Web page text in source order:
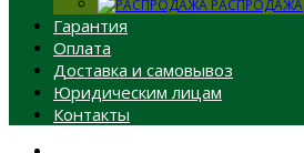
РАСПРОДАЖА
Гарантия
Оплата
Доставка и самовывоз
Юридическим лицам
Контакты